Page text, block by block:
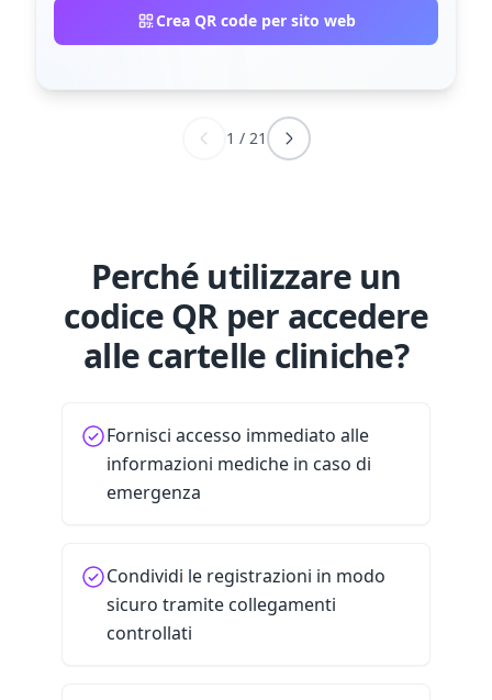
Crea QR code per sito web
1 / 21
Perché utilizzare un
codice QR per accedere
alle cartelle cliniche?
Fornisci accesso immediato alle
informazioni mediche in caso di
emergenza
Condividi le registrazioni in modo
sicuro tramite collegamenti
controllati